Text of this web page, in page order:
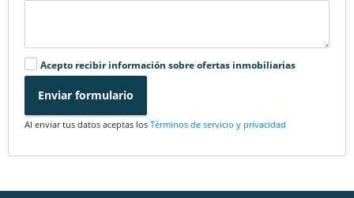
Acepto recibir información sobre ofertas inmobiliarias
Enviar formulario
Al enviar tus datos aceptas los Términos de servicio y privacidad